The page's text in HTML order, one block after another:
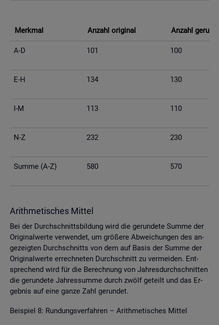
Merk­mal An­zahl ori­gi­nal An­zahl
A-D 101 100
E-H 134 130
I-M 113 110
N-Z 232 230
Summe (A-Z) 580 570
Arith­me­ti­sches Mit­tel
Bei der Durch­schnitts­bil­dung wird die ge­run­de­te Summe der
Ori­gi­nal­wer­te ver­wen­det, um grö­ße­re Ab­wei­chun­gen des an­
ge­zeig­ten Durch­schnitts von dem auf Basis der Summe der
Ori­gi­nal­wer­te er­rech­ne­ten Durch­schnitt zu ver­mei­den. Ent­
spre­chend wird für die Be­rech­nung von Jah­res­durch­schnit­ten
die ge­run­de­te Jah­res­sum­me durch zwölf ge­teilt und das Er­
geb­nis auf eine ganze Zahl ge­run­det.
Bei­spiel 8: Run­dungs­ver­fah­ren – Arith­me­ti­sches Mit­tel